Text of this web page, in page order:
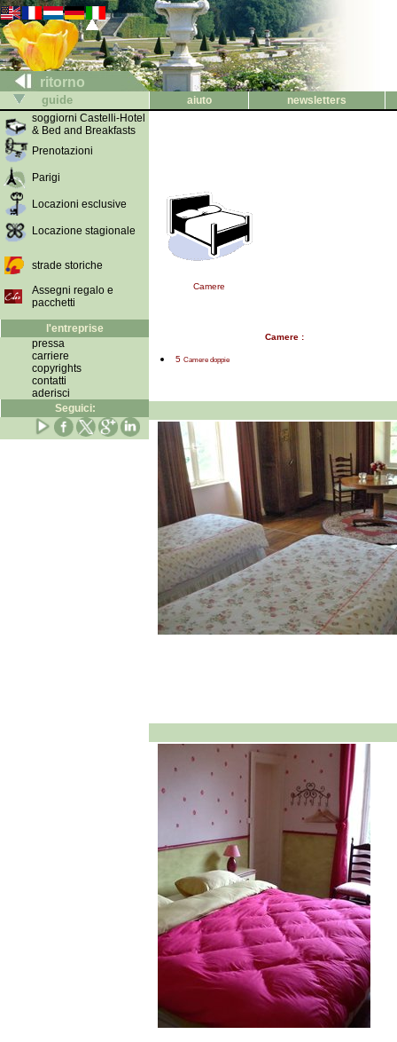
ritorno
guide aiuto
newsletters
soggiorni Castelli-Hotel
& Bed and Breakfasts
Prenotazioni
Parigi
Locazioni esclusive
Locazione stagionale
strade storiche
Assegni regalo e
pacchetti
l'entreprise
pressa
carriere
copyrights
contatti
aderisci
Seguici:
Camere
Camere :
5 Camere doppie